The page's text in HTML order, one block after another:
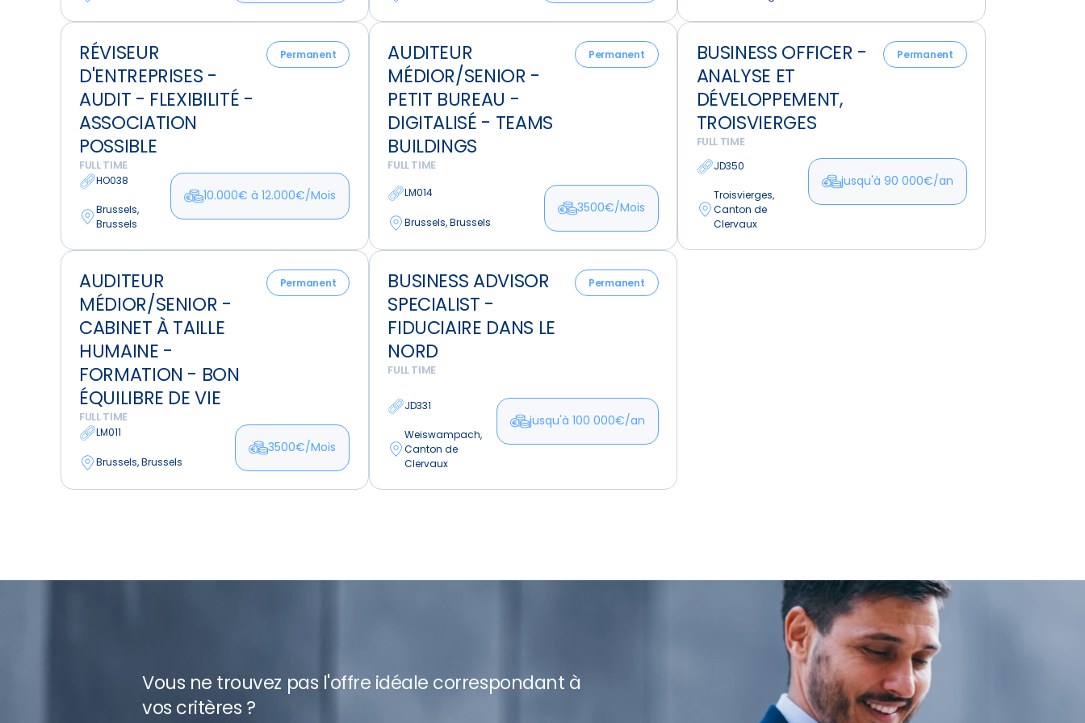
-
Clientèle
diversifiée
RÉVISEUR
D'ENTREPRISES -
AUDIT - FLEXIBILITÉ -
ASSOCIATION
POSSIBLE
Permanent
FULL TIME
HO038
Brussels,
Brussels
10.000€ à 12.000€/Mois
Réviseur
d'Entreprises
Audit
Flexibilité
Association
possible
AUDITEUR
MÉDIOR/SENIOR -
PETIT BUREAU -
DIGITALISÉ - TEAMS
BUILDINGS
Permanent
FULL TIME
LM014
Brussels, Brussels
3500€/Mois
Auditeur
médior/senior
Petit
Bureau
Digitalisé
Teams
buildings
BUSINESS OFFICER -
ANALYSE ET
DÉVELOPPEMENT,
TROISVIERGES
Permanent
FULL TIME
JD350
Troisvierges,
Canton de
Clervaux
jusqu'à 90 000€/an
Business
Officer
Analyse
Développement,
AUDITEUR
MÉDIOR/SENIOR -
CABINET À TAILLE
HUMAINE -
FORMATION - BON
ÉQUILIBRE DE VIE
Permanent
FULL TIME
LM011
Brussels, Brussels
3500€/Mois
Auditeur
Médior/Senior
Cabinet
taille
humaine
Formation
Bon
équilibre
BUSINESS ADVISOR
SPECIALIST -
FIDUCIAIRE DANS LE
NORD
Permanent
FULL TIME
JD331
Weiswampach,
Canton de
Clervaux
jusqu'à 100 000€/an
Business
Advisor
Specialist
Fiduciaire
dans
Nord
Vous ne trouvez pas l'offre idéale correspondant à
vos critères ?